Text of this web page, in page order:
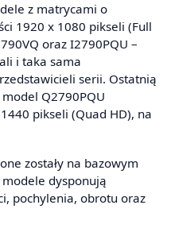
z matrycami o
1920 x 1080 pikseli (Full
oraz I2790PQU –
i taka sama
serii. Ostatnią
Q2790PQU
pikseli (Quad HD), na
zostały na bazowym
modele dysponują
pochylenia, obrotu oraz